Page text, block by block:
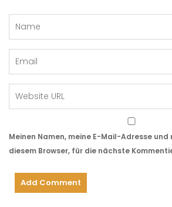
Meinen Namen, meine E-Mail-Adresse und
diesem Browser, für die nächste